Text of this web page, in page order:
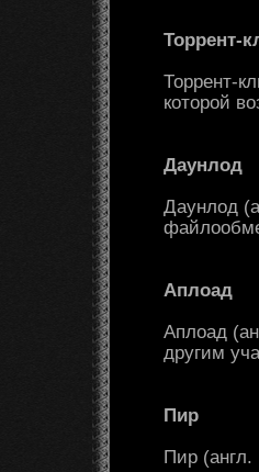
Торрент-
Торрент-
которой
Даунлод
Даунлод
Аплоад
Аплоад
другим
Пир
Пир